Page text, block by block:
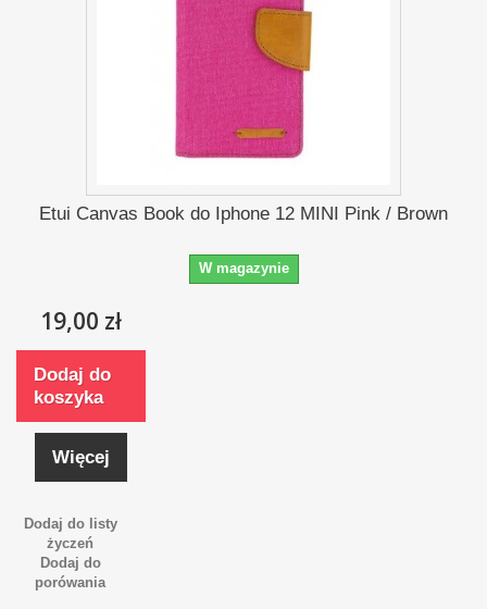
Etui Canvas Book do Iphone 12 MINI Pink / Brown
W magazynie
19,00 zł
Dodaj do
koszyka
Więcej
Dodaj do listy
życzeń
Dodaj do
porówania